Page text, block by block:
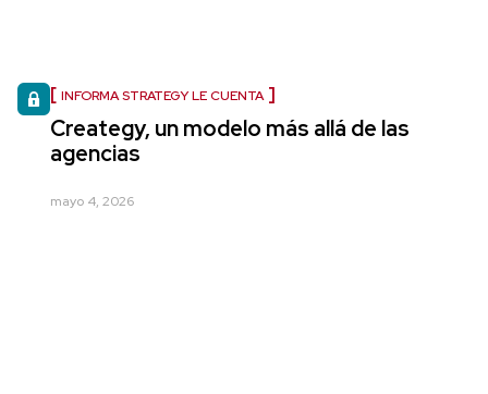
INFORMA STRATEGY LE CUENTA
Creategy, un modelo más allá de las
agencias
mayo 4, 2026